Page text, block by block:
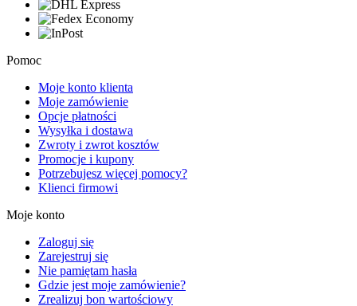
Pomoc
Moje konto klienta
Moje zamówienie
Opcje płatności
Wysyłka i dostawa
Zwroty i zwrot kosztów
Promocje i kupony
Potrzebujesz więcej pomocy?
Klienci firmowi
Moje konto
Zaloguj się
Zarejestruj się
Nie pamiętam hasła
Gdzie jest moje zamówienie?
Zrealizuj bon wartościowy